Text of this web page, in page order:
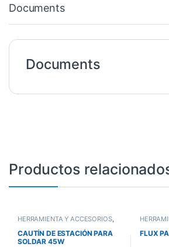
Documents
Documents
Productos
HERRAMIENTA Y ACCESORIOS,
OFERTAS
CAUTÍN DE ESTACIÓN PARA
SOLDAR 45W
OFERTAS
FLUX